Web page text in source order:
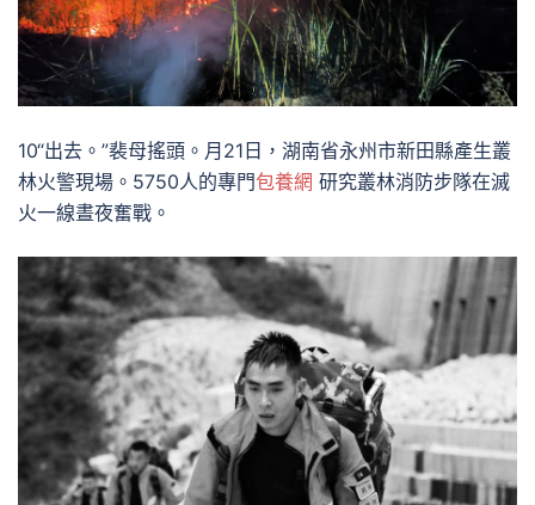
10“出去。”裴母搖頭。月21日，湖南省永州市新田縣產生叢
林火警現場。5750人的專門包養網 研究叢林消防步隊在滅
火一線晝夜奮戰。